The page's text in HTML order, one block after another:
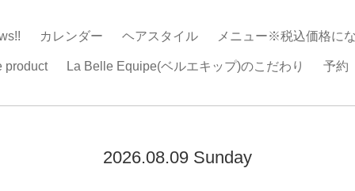
カレンダー ヘアスタイル メニュー※税込価格に
product La Belle Equipe(ベルエキップ)のこだわり 予約
2026.08.09 Sunday